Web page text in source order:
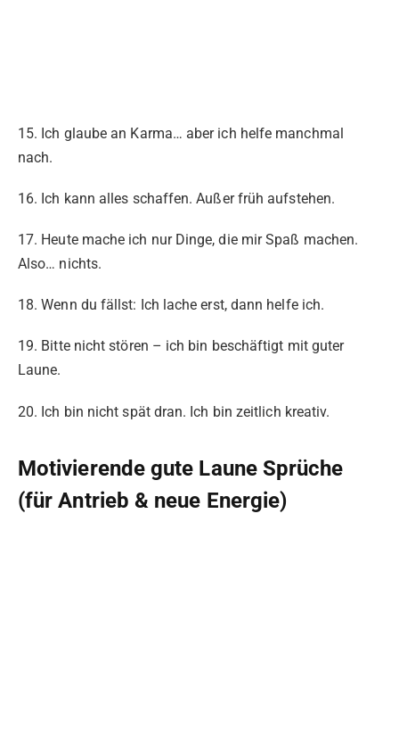
15. Ich glaube an Karma… aber ich helfe manchmal
nach.
16. Ich kann alles schaffen. Außer früh aufstehen.
17. Heute mache ich nur Dinge, die mir Spaß machen.
Also… nichts.
18. Wenn du fällst: Ich lache erst, dann helfe ich.
19. Bitte nicht stören – ich bin beschäftigt mit guter
Laune.
20. Ich bin nicht spät dran. Ich bin zeitlich kreativ.
Motivierende gute Laune Sprüche
(für Antrieb & neue Energie)